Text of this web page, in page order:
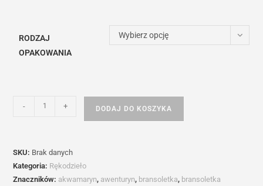
RODZAJ
OPAKOWANIA
Wybierz opcję
- + DODAJ DO KOSZYKA
SKU: Brak danych
Kategoria: Rękodzieło
Znaczników: akwamaryn, awenturyn, bransoletka, bransoletka